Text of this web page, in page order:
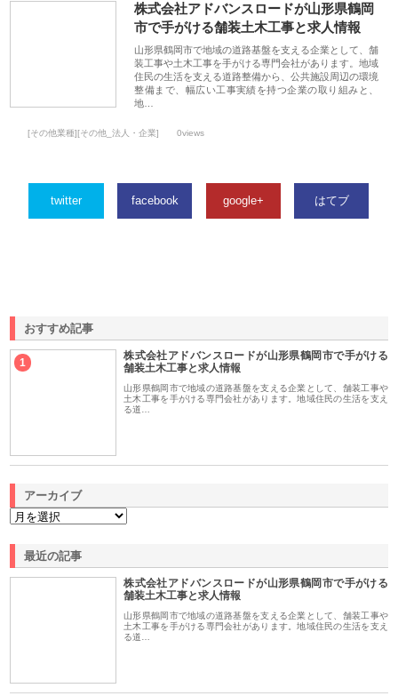
株式会社アドバンスロードが山形県鶴岡
市で手がける舗装土木工事と求人情報
山形県鶴岡市で地域の道路基盤を支える企業として、舗
装工事や土木工事を手がける専門会社があります。地域
住民の生活を支える道路整備から、公共施設周辺の環境
整備まで、幅広い工事実績を持つ企業の取り組みと、
地…
[その他業種][その他_法人・企業] 0views
twitter facebook google+ はてブ
おすすめ記事
1
株式会社アドバンスロードが山形県鶴岡市で手がける
舗装土木工事と求人情報
山形県鶴岡市で地域の道路基盤を支える企業として、舗装工事や
土木工事を手がける専門会社があります。地域住民の生活を支え
る道…
アーカイブ
最近の記事
株式会社アドバンスロードが山形県鶴岡市で手がける
舗装土木工事と求人情報
山形県鶴岡市で地域の道路基盤を支える企業として、舗装工事や
土木工事を手がける専門会社があります。地域住民の生活を支え
る道…